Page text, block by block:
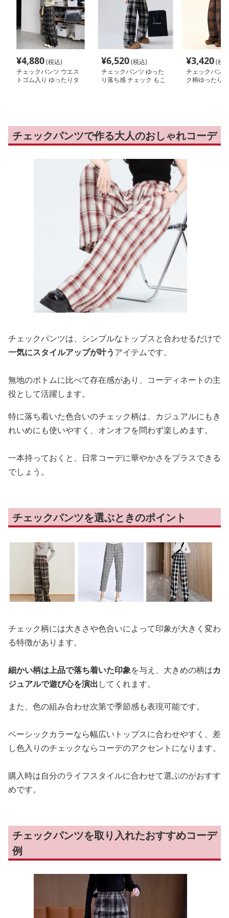
¥4,880(税込)
チェックパンツ ウエス
トゴム入り ゆったりタ
¥6,520(税込)
チェックパンツ ゆった
り落ち感 チェック もこ
¥3,420(税
チェックパン
ク柄ゆったり
チェックパンツで作る大人のおしゃれコーデ
チェックパンツは、シンプルなトップスと合わせるだけで
一気にスタイルアップが叶うアイテムです。
無地のボトムに比べて存在感があり、コーディネートの主
役として活躍します。
特に落ち着いた色合いのチェック柄は、カジュアルにもき
れいめにも使いやすく、オンオフを問わず楽しめます。
一本持っておくと、日常コーデに華やかさをプラスできる
でしょう。
チェックパンツを選ぶときのポイント
チェック柄には大きさや色合いによって印象が大きく変わ
る特徴があります。
細かい柄は上品で落ち着いた印象を与え、大きめの柄はカ
ジュアルで遊び心を演出してくれます。
また、色の組み合わせ次第で季節感も表現可能です。
ベーシックカラーなら幅広いトップスに合わせやすく、差
し色入りのチェックならコーデのアクセントになります。
購入時は自分のライフスタイルに合わせて選ぶのがおすす
めです。
チェックパンツを取り入れたおすすめコーデ
例